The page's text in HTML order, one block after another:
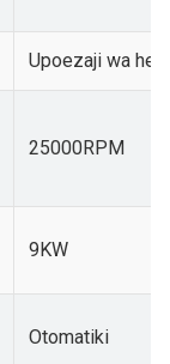
Upoezaji wa
25000RPM
9KW
Otomatiki